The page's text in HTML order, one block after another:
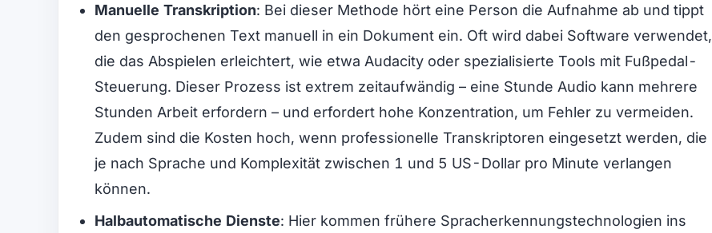
Manuelle Transkription: Bei dieser Methode hört eine Person die Aufnahme ab und tippt
den gesprochenen Text manuell in ein Dokument ein. Oft wird dabei Software verwendet,
die das Abspielen erleichtert, wie etwa Audacity oder spezialisierte Tools mit Fußpedal-
Steuerung. Dieser Prozess ist extrem zeitaufwändig – eine Stunde Audio kann mehrere
Stunden Arbeit erfordern – und erfordert hohe Konzentration, um Fehler zu vermeiden.
Zudem sind die Kosten hoch, wenn professionelle Transkriptoren eingesetzt werden, die
je nach Sprache und Komplexität zwischen 1 und 5 US-Dollar pro Minute verlangen
können.
Halbautomatische Dienste: Hier kommen frühere Spracherkennungstechnologien ins